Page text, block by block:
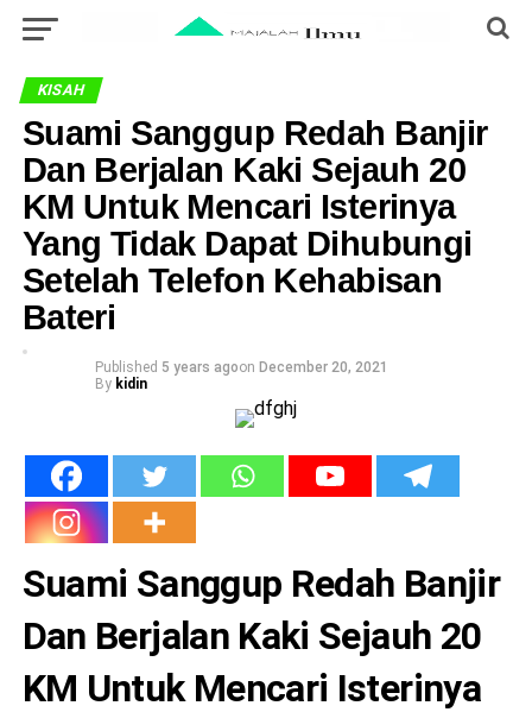
KISAH
Suami Sanggup Redah Banjir
Dan Berjalan Kaki Sejauh 20
KM Untuk Mencari Isterinya
Yang Tidak Dapat Dihubungi
Setelah Telefon Kehabisan
Bateri
Published 5 years agoon December 20, 2021
By kidin
Suami Sanggup Redah Banjir
Dan Berjalan Kaki Sejauh 20
KM Untuk Mencari Isterinya